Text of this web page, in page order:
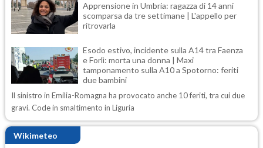
Apprensione in Umbria: ragazza di 14 anni
scomparsa da tre settimane | L'appello per
ritrovarla
Esodo estivo, incidente sulla A14 tra Faenza
e Forlì: morta una donna | Maxi
tamponamento sulla A10 a Spotorno: feriti
due bambini
Il sinistro in Emilia-Romagna ha provocato anche 10 feriti, tra cui due
gravi. Code in smaltimento in Liguria
Wikimeteo